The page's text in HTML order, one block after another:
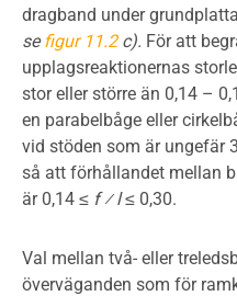
dragband under
sefigur 11.2c). För att
upplagsreaktionernas
stor eller större än 0,14 –
en parabelbåge eller
vid stöden som är ungefär
så att förhållandet mellan
är 0,14 ≤ f ⁄ l≤ 0,30.
Val mellan två- eller
överväganden som för